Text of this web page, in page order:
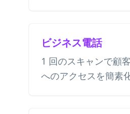
ビジネス電話
1 回のスキャンで顧
へのアクセスを簡素